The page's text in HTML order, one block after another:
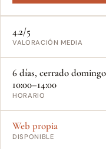
4.2/5
VALORACIÓN MEDIA
6 días, cerrado
10:00–14:00
HORARIO
Web propia
DISPONIBLE